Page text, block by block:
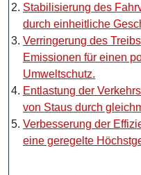
Stabilisierung des
durch einheitliche
Verringerung des
Emissionen für einen
Umweltschutz.
Entlastung der
von Staus durch
Verbesserung der
eine geregelte